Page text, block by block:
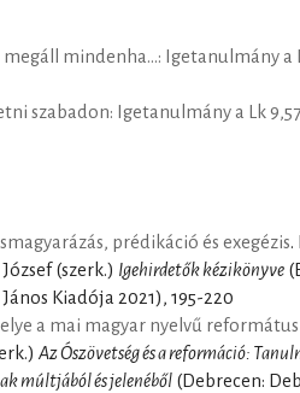
megáll mindenha…: Igetanulmány a
szabadon: Igetanulmány a Lk
prédikáció és exegézis.
(szerk.) Igehirdetők kézikönyve
Kiadója 2021), 195-220
a mai magyar nyelvű
Az Ószövetség és a reformáció:
múltjából és jelenéből (Debrecen: